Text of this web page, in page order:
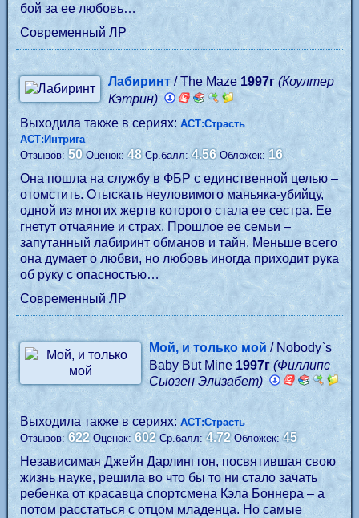
бой за ее любовь…
Современный ЛР
Лабиринт / The Maze 1997г (Коултер
Кэтрин)
Выходила также в сериях: АСТ:Страсть
АСТ:Интрига
Отзывов: 50 Оценок:48 Ср.балл:4.56 Обложек: 16
Она пошла на службу в ФБР с единственной целью –
отомстить. Отыскать неуловимого маньяка-убийцу,
одной из многих жертв которого стала ее сестра. Ее
гнетут отчаяние и страх. Прошлое ее семьи –
запутанный лабиринт обманов и тайн. Меньше всего
она думает о любви, но любовь иногда приходит рука
об руку с опасностью…
Современный ЛР
Мой, и только мой / Nobody`s
Baby But Mine1997г (Филлипс
Сьюзен Элизабет)
Выходила также в сериях: АСТ:Страсть
Отзывов:622 Оценок:602 Ср.балл:4.72 Обложек:45
Независимая Джейн Дарлингтон, посвятившая свою
жизнь науке, решила во что бы то ни стало зачать
ребенка от красавца спортсмена Кэла Боннера – а
потом расстаться с отцом младенца. Но самые